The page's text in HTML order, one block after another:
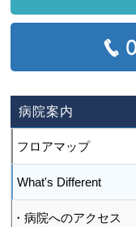
病院案内
フロアマップ
What's Different
病院へのアクセス